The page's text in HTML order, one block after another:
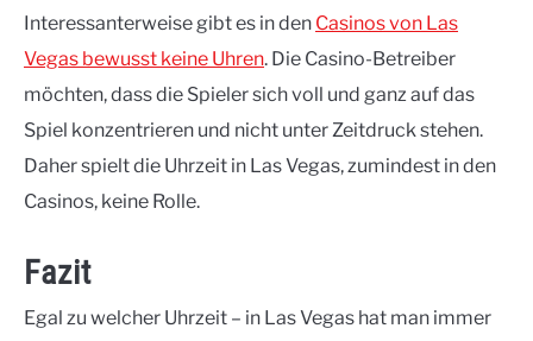
Interessanterweise gibt es in den Casinos von Las
Vegas bewusst keine Uhren. Die Casino-Betreiber
möchten, dass die Spieler sich voll und ganz auf das
Spiel konzentrieren und nicht unter Zeitdruck stehen.
Daher spielt die Uhrzeit in Las Vegas, zumindest in den
Casinos, keine Rolle.
Fazit
Egal zu welcher Uhrzeit – in Las Vegas hat man immer